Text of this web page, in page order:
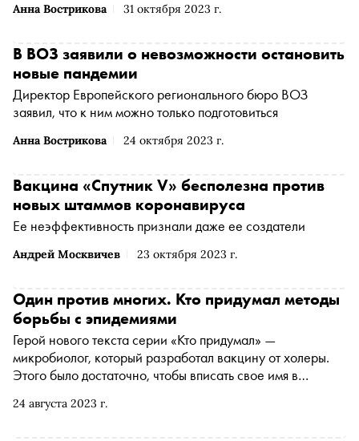
Анна Вострикова 31 октября 2023 г.
Анна Вострикова 24 октября 2023 г.
В ВОЗ заявили о невозможности остановить
новые пандемии
Директор Европейского регионального бюро ВОЗ
заявил, что к ним можно только подготовиться
Андрей Москвичев 23 октября 2023 г.
Вакцина «Спутник V» бесполезна против
новых штаммов коронавируса
Ее неэффективность признали даже ее создатели
24 августа 2023 г.
Один против многих. Кто придумал методы
борьбы с эпидемиями
Герой нового текста серии «Кто придумал» —
микробиолог, который разработал вакцину от холеры.
Этого было достаточно, чтобы вписать свое имя в
несколько важнейших открытий, разработал календарь